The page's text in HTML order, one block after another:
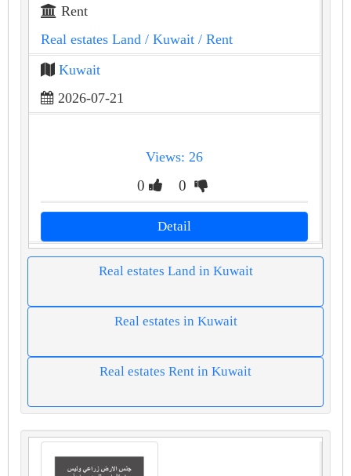
Rent
Real estates Land / Kuwait / Rent
Kuwait
2026-07-21
Views: 26
0 0
Detail
Real estates Land in Kuwait
Real estates in Kuwait
Real estates Rent in Kuwait